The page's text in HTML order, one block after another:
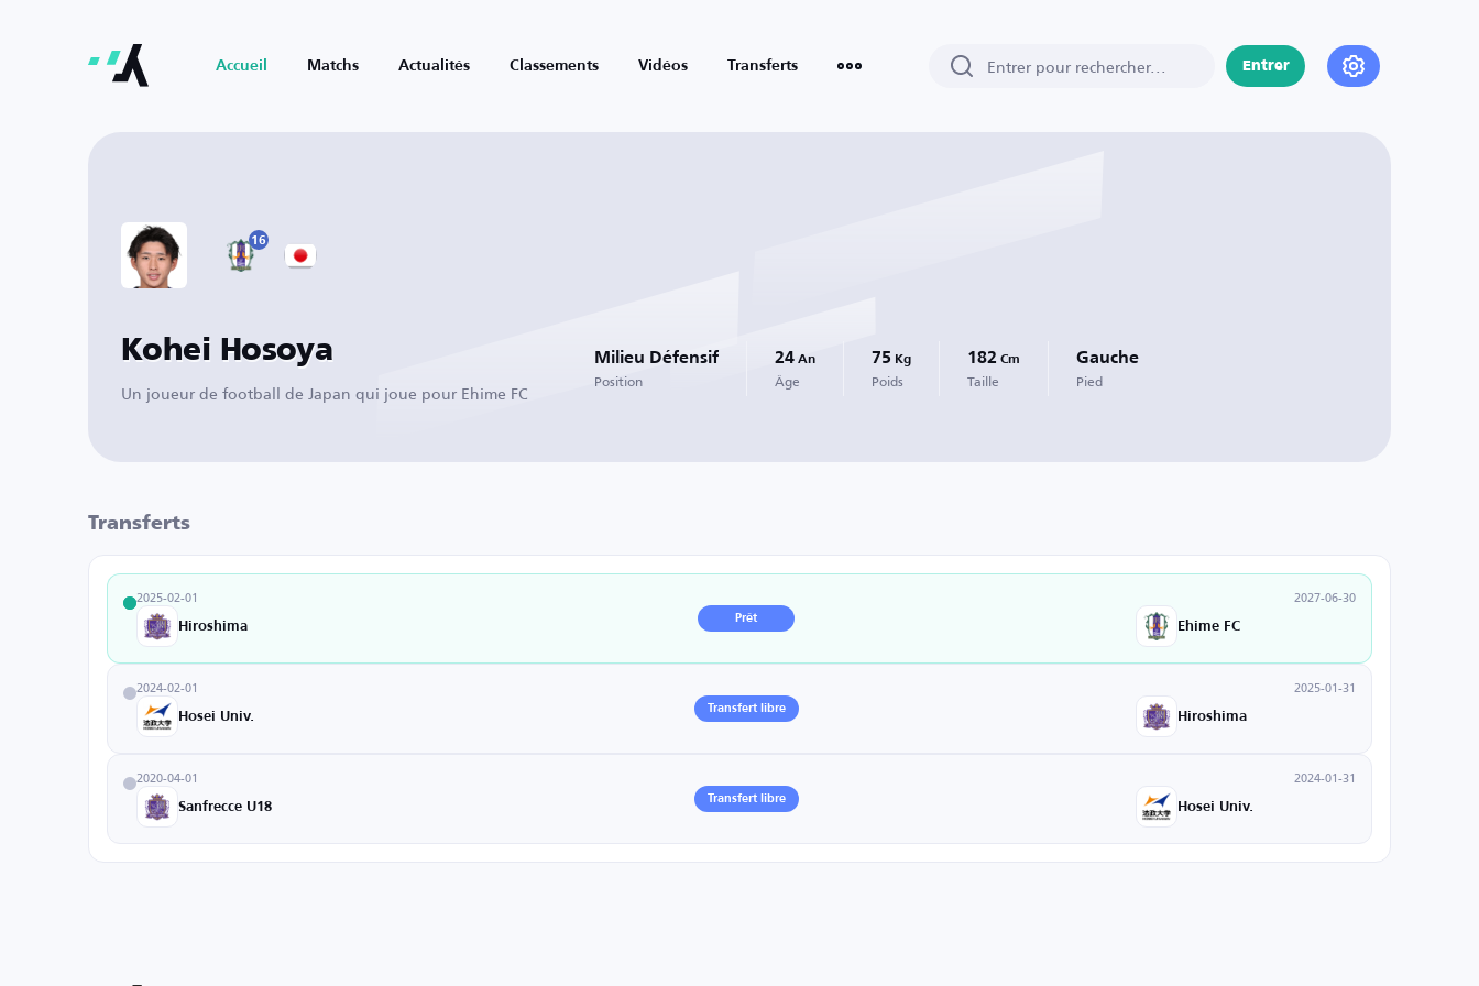
Accueil Matchs Actualités Classements Vidéos Transferts Entrer
16
Kohei Hosoya
Un joueur de football de Japan qui joue pour Ehime FC
Milieu Défensif
Position
24 An
Âge
75 Kg
Poids
182 Cm
Taille
Gauche
Pied
Transferts
2025-02-01
Hiroshima
Prêt
2027-06-30
Ehime FC
2024-02-01
Hosei Univ.
Transfert libre
2025-01-31
Hiroshima
2020-04-01
Sanfrecce U18
Transfert libre
2024-01-31
Hosei Univ.